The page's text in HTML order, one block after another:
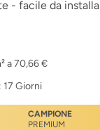
- facile da installa
a 70,66 €
: 17 Giorni
CAMPIONE
PREMIUM